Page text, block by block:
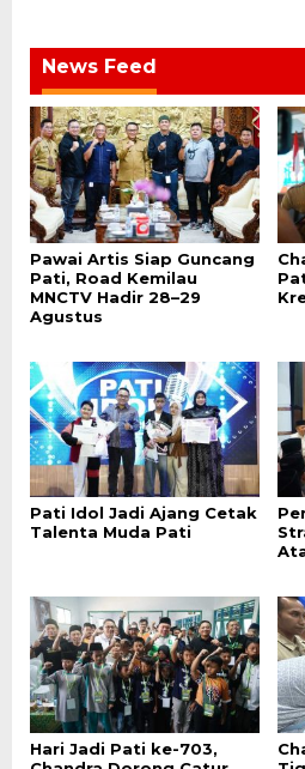
News Feed
Pawai Artis Siap Guncang
Pati, Road Kemilau
MNCTV Hadir 28–29
Agustus
Pati Idol Jadi Ajang Cetak
Talenta Muda Pati
Hari Jadi Pati ke-703,